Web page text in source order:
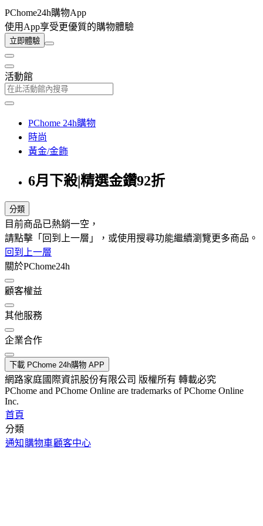
PChome24h購物App
使用App享受更優質的購物體驗
立即體驗
活動館
PChome 24h購物
時尚
黃金/金飾
6月下殺|精選金鑽92折
分類
目前商品已熱銷一空，
請點擊「回到上一層」，或使用搜尋功能繼續瀏覽更多商品。
回到上一層
關於PChome24h
顧客權益
其他服務
企業合作
下載 PChome 24h購物 APP
網路家庭國際資訊股份有限公司 版權所有 轉載必究
PChome and PChome Online are trademarks of PChome Online
Inc.
首頁
分類
通知 購物車顧客中心